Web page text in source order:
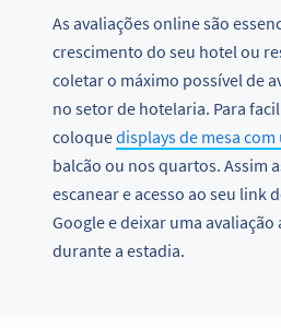
As avaliações online são
crescimento do seu hotel ou
coletar o máximo possível de
no setor de hotelaria. Para
coloquedisplays de mesa com
balcão ou nos quartos. Assim
escanear e acesso ao seu link
Google e deixar uma
durante a estadia.